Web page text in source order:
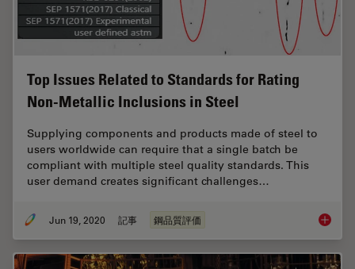
Top Issues Related to Standards for Rating
Non-Metallic Inclusions in Steel
Supplying components and products made of steel to
users worldwide can require that a single batch be
compliant with multiple steel quality standards. This
user demand creates significant challenges…
Jun 19, 2020 記事 鋼品質評価 Top